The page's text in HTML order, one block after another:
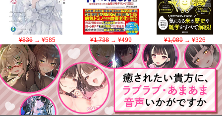
¥836→ ¥585 ¥1,738→ ¥499 ¥1,089→ ¥326